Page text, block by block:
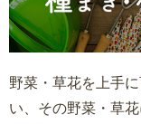
野菜・草花を上手
い、その野菜・草